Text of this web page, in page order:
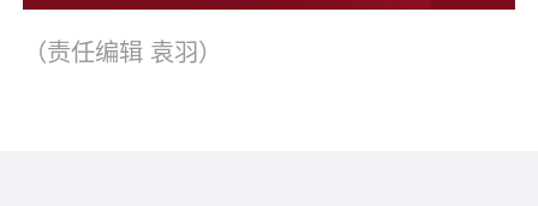
（责任编辑 袁羽）